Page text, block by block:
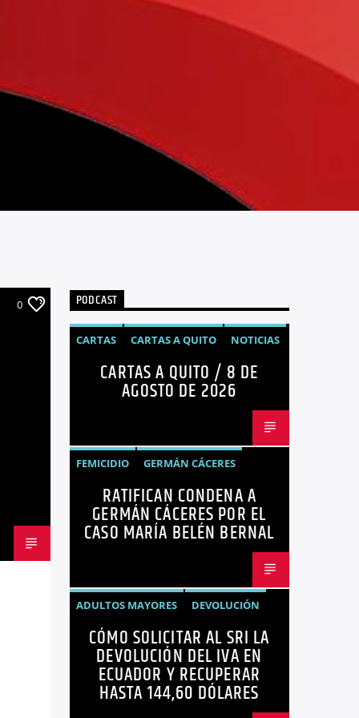
0 PODCAST
CARTAS CARTAS A QUITO
NOTICIAS
OPINIÓNCARTAS A QUITO / 8 DE
AGOSTO DE 2026
FEMICIDIO
GERMÁN CÁCERES
MARÍA BELÉN BERNAL
NOTICIAS
SEGURIDAD
RATIFICAN CONDENA A
GERMÁN CÁCERES POR EL
CASO MARÍA BELÉN BERNAL
ADULTOS MAYORES
DEVOLUCIÓN
ECUADOR
NEGOCIOS
NOTICIAS
PERSONAS CON DISCAPACIDAD
CÓMO SOLICITAR AL SRI LA
DEVOLUCIÓN DEL IVA EN
ECUADOR Y RECUPERAR
HASTA 144,60 DÓLARES